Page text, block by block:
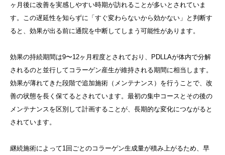
ヶ月後に改善を実感しやすい時期が訪れることが多いとされていま
す。この遅延性を知らずに「すぐ変わらないから効かない」と判断す
ると、効果が出る前に通院を中断してしまう可能性があります。
効果の持続期間は9〜12ヶ月程度とされており、PDLLAが体内で分解
されるのと並行してコラーゲン産生が維持される期間に相当します。
効果が薄れてきた段階で追加施術（メンテナンス）を行うことで、改
善の状態を長く保てるとされています。最初の集中コースとその後の
メンテナンスを区別して計画することが、長期的な変化につながると
されています。
継続施術によって1回ごとのコラーゲン生成量が積み上がるため、早